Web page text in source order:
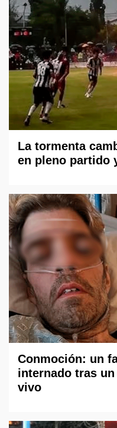
La tormenta
en pleno partido
Conmoción: un
internado tras
vivo